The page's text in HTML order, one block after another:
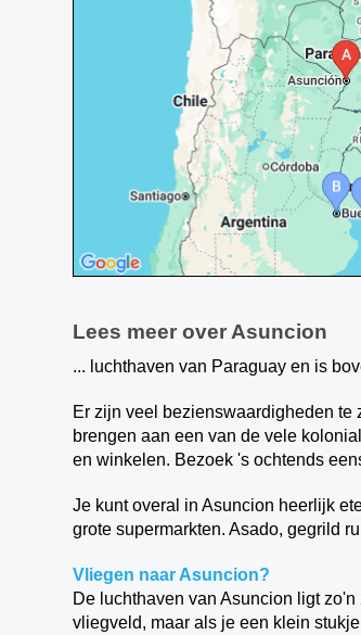
Lees meer over Asuncion
... luchthaven van Paraguay en is
Er zijn veel bezienswaardigheden
brengen aan een van de vele
en winkelen. Bezoek 's ochtends
Je kunt overal in Asuncion heerlijk
grote supermarkten. Asado, gegrild
Vliegen naar Asuncion?
De luchthaven van Asuncion ligt
vliegveld, maar als je een klein